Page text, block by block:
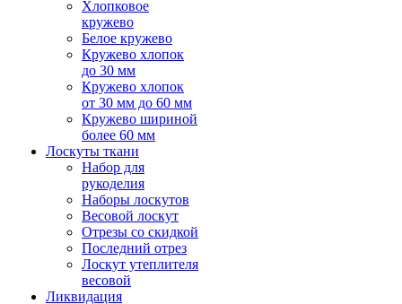
Хлопковое
кружево
Белое кружево
Кружево хлопок
до 30 мм
Кружево хлопок
от 30 мм до 60 мм
Кружево шириной
более 60 мм
Лоскуты ткани
Набор для
рукоделия
Наборы лоскутов
Весовой лоскут
Отрезы со скидкой
Последний отрез
Лоскут утеплителя
весовой
Ликвидация